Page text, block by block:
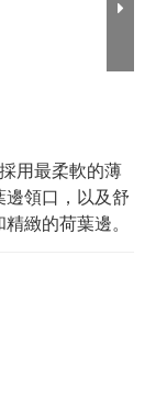
用最柔軟的薄
領口，以及舒
緻的荷葉邊。